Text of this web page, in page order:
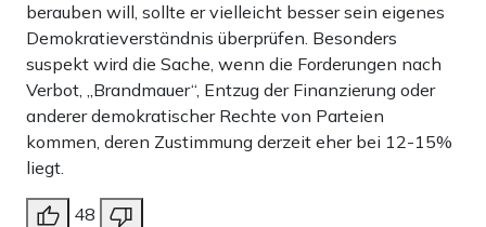
berauben will, sollte er vielleicht besser sein eigenes
Demokratieverständnis überprüfen. Besonders
suspekt wird die Sache, wenn die Forderungen nach
Verbot, „Brandmauer“, Entzug der Finanzierung oder
anderer demokratischer Rechte von Parteien
kommen, deren Zustimmung derzeit eher bei 12-15%
liegt.
48